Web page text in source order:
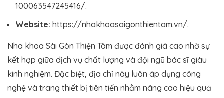
100063547245416/.
Website: https://nhakhoasaigonthientam.vn/.
Nha khoa Sài Gòn Thiện Tâm được đánh giá cao nhờ sự
kết hợp giữa dịch vụ chất lượng và đội ngũ bác sĩ giàu
kinh nghiệm. Đặc biệt, địa chỉ này luôn áp dụng công
nghệ và trang thiết bị tiên tiến nhằm nâng cao hiệu quả